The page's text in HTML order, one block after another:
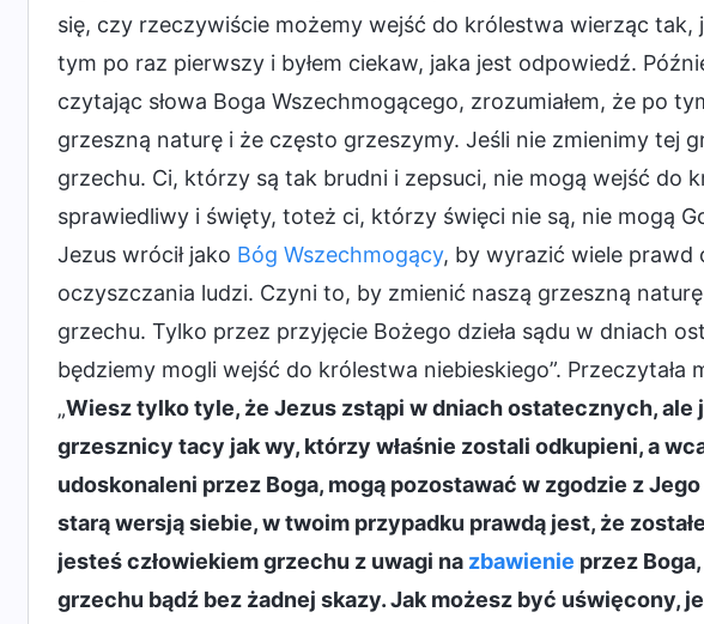
się, czy rzeczywiście możemy wejść do królestwa wierząc tak,
tym po raz pierwszy i byłem ciekaw, jaka jest odpowiedź.
czytając słowa Boga Wszechmogącego, zrozumiałem, że po
grzeszną naturę i że często grzeszymy. Jeśli nie zmienimy tej
grzechu. Ci, którzy są tak brudni i zepsuci, nie mogą wejść do
sprawiedliwy i święty, toteż ci, którzy święci nie są, nie mogą
Jezus wrócił jako Bóg Wszechmogący, by wyrazić wiele prawd
oczyszczania ludzi. Czyni to, by zmienić naszą grzeszną
grzechu. Tylko przez przyjęcie Bożego dzieła sądu w dniach
będziemy mogli wejść do królestwa niebieskiego”. Przeczytała
„Wiesz tylko tyle, że Jezus zstąpi w dniach ostatecznych, ale
grzesznicy tacy jak wy, którzy właśnie zostali odkupieni, a
udoskonaleni przez Boga, mogą pozostawać w zgodzie z
starą wersją siebie, w twoim przypadku prawdą jest, że
jesteś człowiekiem grzechu z uwagi na zbawienie przez
grzechu bądź bez żadnej skazy. Jak możesz być uświęcony,